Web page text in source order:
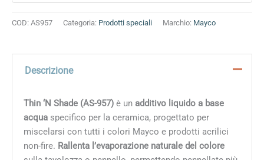
COD: AS957 Categoria: Prodotti speciali Marchio: Mayco
Descrizione
Thin ‘N Shade (AS-957)è un additivo liquido a base
acquaspecifico per la ceramica, progettato per
miscelarsi con tutti i colori Mayco e prodotti acrilici
non-fire. Rallenta l’evaporazione naturale del colore